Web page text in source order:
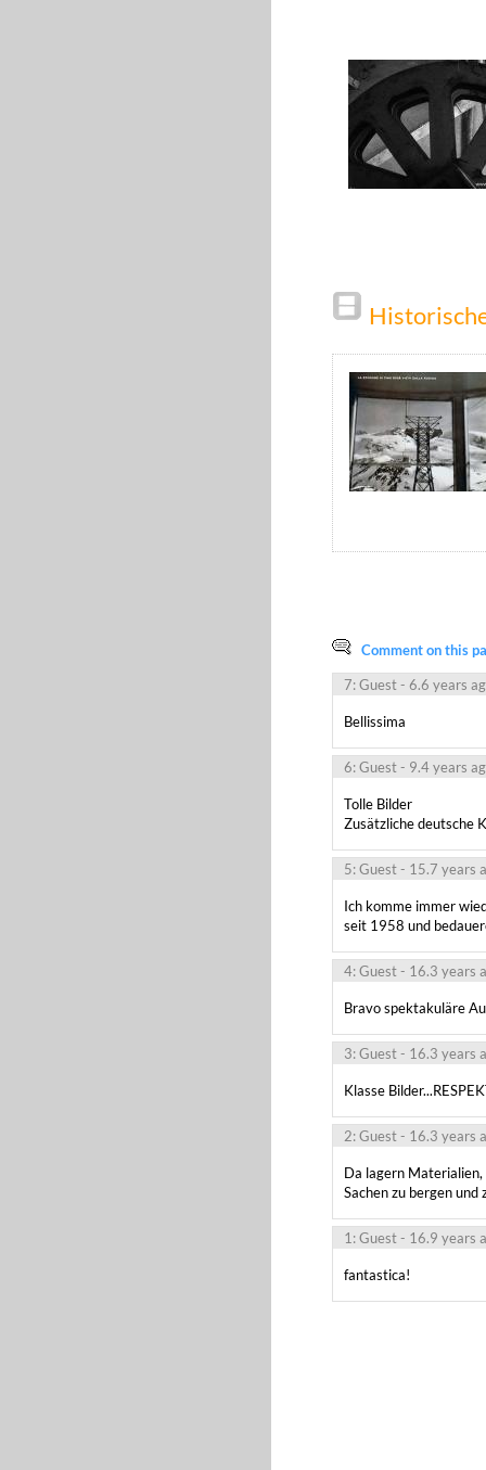
Comment on this
7: Guest- 6.6 years
Bellissima
6: Guest- 9.4 years
Tolle Bilder
Zusätzliche deutsche
5: Guest- 15.7 years
Ich komme immer
seit 1958 und
4: Guest- 16.3 years
Bravo spektakuläre
3: Guest- 16.3 years
Klasse
2: Guest- 16.3 years
Da lagern
Sachen zu bergen und
1: Guest- 16.9 years
fantastica!